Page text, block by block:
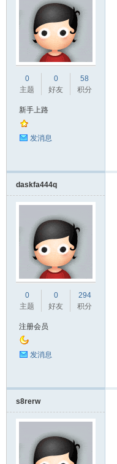
0
主题
0
好友
58
积分
新手上路
发消息
daskfa444q
0
主题
0
好友
294
积分
注册会员
发消息
s8rerw